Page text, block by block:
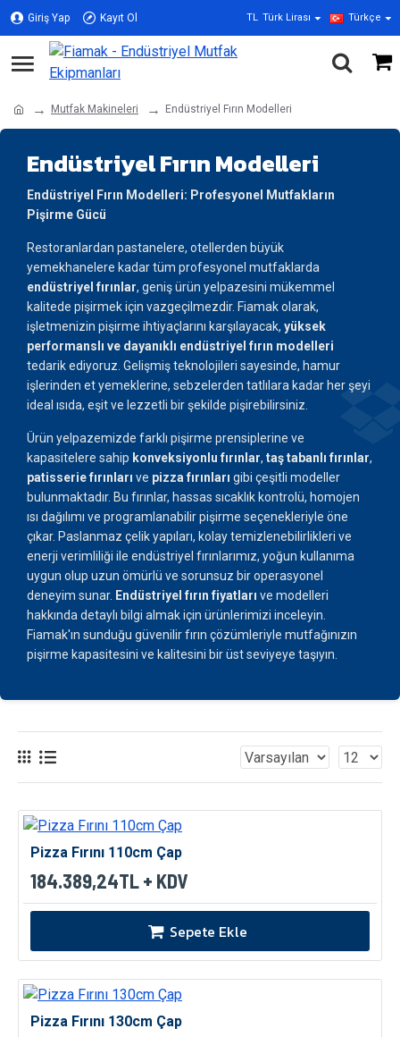
Giriş Yap Kayıt Ol TL Türk Lirası Türkçe
Mutfak Makineleri Endüstriyel Fırın Modelleri
Endüstriyel Fırın Modelleri
Endüstriyel Fırın Modelleri: Profesyonel Mutfakların
Pişirme Gücü
Restoranlardan pastanelere, otellerden büyük
yemekhanelere kadar tüm profesyonel mutfaklarda
endüstriyel fırınlar, geniş ürün yelpazesini mükemmel
kalitede pişirmek için vazgeçilmezdir. Fiamak olarak,
işletmenizin pişirme ihtiyaçlarını karşılayacak, yüksek
performanslı ve dayanıklı endüstriyel fırın modelleri
tedarik ediyoruz. Gelişmiş teknolojileri sayesinde, hamur
işlerinden et yemeklerine, sebzelerden tatlılara kadar her şeyi
ideal ısıda, eşit ve lezzetli bir şekilde pişirebilirsiniz.
Ürün yelpazemizde farklı pişirme prensiplerine ve
kapasitelere sahip konveksiyonlu fırınlar, taş tabanlı fırınlar,
patisserie fırınları ve pizza fırınları gibi çeşitli modeller
bulunmaktadır. Bu fırınlar, hassas sıcaklık kontrolü, homojen
ısı dağılımı ve programlanabilir pişirme seçenekleriyle öne
çıkar. Paslanmaz çelik yapıları, kolay temizlenebilirlikleri ve
enerji verimliliği ile endüstriyel fırınlarımız, yoğun kullanıma
uygun olup uzun ömürlü ve sorunsuz bir operasyonel
deneyim sunar. Endüstriyel fırın fiyatları ve modelleri
hakkında detaylı bilgi almak için ürünlerimizi inceleyin.
Fiamak'ın sunduğu güvenilir fırın çözümleriyle mutfağınızın
pişirme kapasitesini ve kalitesini bir üst seviyeye taşıyın.
Pizza Fırını 110cm Çap
184.389,24TL + KDV
Sepete Ekle
Pizza Fırını 130cm Çap